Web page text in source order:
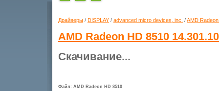
Драйверы / DISPLAY / advanced micro devices, inc. /AMD
AMD Radeon HD 8510
Скачивание...
Файл: AMD Radeon HD 8510